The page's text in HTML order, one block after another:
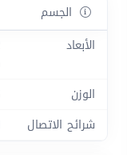
الجسم
الأبعاد
الوزن
شرائح الاتصال